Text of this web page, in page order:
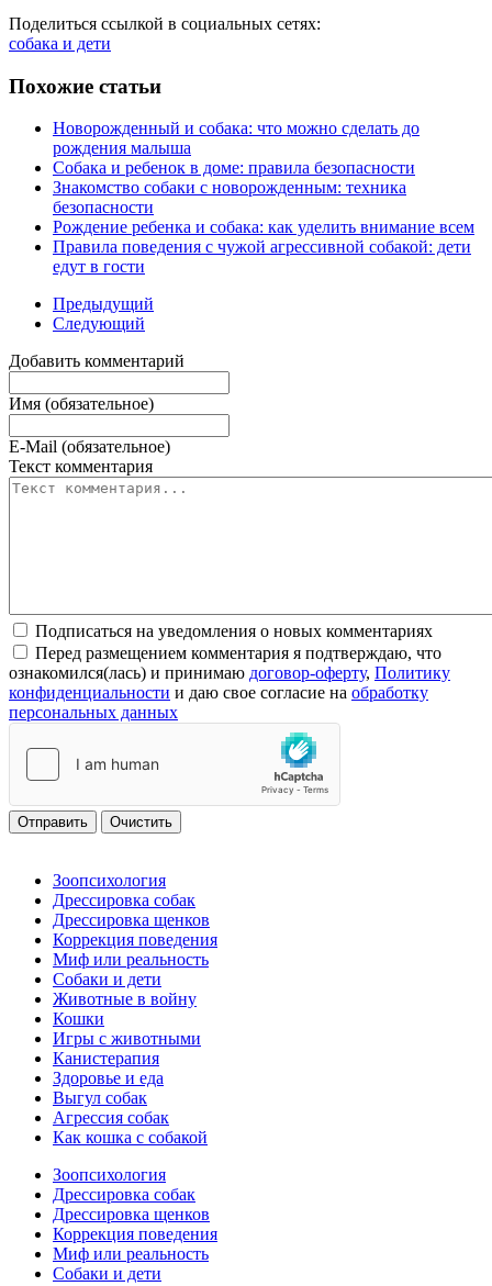
Поделиться ссылкой в социальных сетях:
собака и дети
Похожие статьи
Новорожденный и собака: что можно сделать до
рождения малыша
Собака и ребенок в доме: правила безопасности
Знакомство собаки с новорожденным: техника
безопасности
Рождение ребенка и собака: как уделить внимание всем
Правила поведения с чужой агрессивной собакой: дети
едут в гости
Предыдущий
Следующий
Добавить комментарий
Имя (обязательное)
E-Mail (обязательное)
Текст комментария
Подписаться на уведомления о новых комментариях
Перед размещением комментария я подтверждаю, что
ознакомился(лась) и принимаю договор-оферту, Политику
конфиденциальности и даю свое согласие на обработку
персональных данных
Отправить Очистить
Зоопсихология
Дрессировка собак
Дрессировка щенков
Коррекция поведения
Миф или реальность
Собаки и дети
Животные в войну
Кошки
Игры с животными
Канистерапия
Здоровье и еда
Выгул собак
Агрессия собак
Как кошка с собакой
Зоопсихология
Дрессировка собак
Дрессировка щенков
Коррекция поведения
Миф или реальность
Собаки и дети